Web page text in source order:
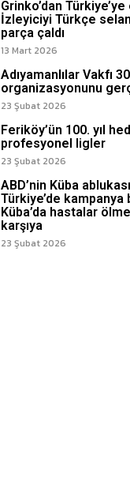
Grinko’dan
İzleyiciyi Türkçe
parça çaldı
13 Mart 2026
Adıyamanlılar Vakfı
organizasyonunu
23 Şubat 2026
Feriköy’ün 100. yıl
profesyonel ligler
23 Şubat 2026
ABD’nin Küba
Türkiye’de kampanya
Küba’da hastalar
karşıya
23 Şubat 2026